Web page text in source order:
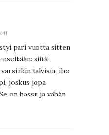
pari vuotta sitten
siitä
talvisin, iho
joskus jopa
on hassu ja vähän